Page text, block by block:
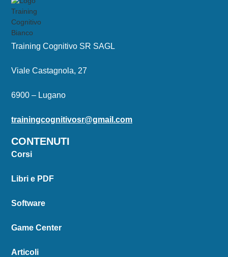
Training Cognitivo SR SAGL
Viale Castagnola, 27
6900 – Lugano
trainingcognitivosr@gmail.com
CONTENUTI
Corsi
Libri e PDF
Software
Game Center
Articoli